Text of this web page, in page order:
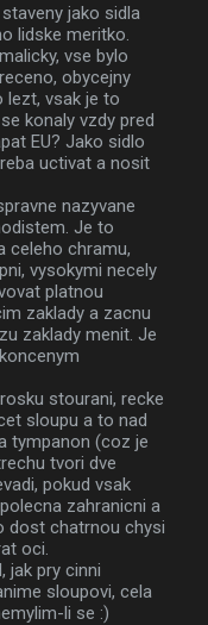
jako sidla
lidske meritko.
vse bylo
obycejny
lezt, vsak je to
konaly vzdy pred
EU? Jako sidlo
uctivat a nosit
nazyvane
Je to
celeho chramu,
vysokymi necely
platnou
zaklady a zacnu
zaklady menit. Je
stourani, recke
sloupu a to nad
tympanon (coz je
tvori dve
pokud vsak
zahranicni a
dost chatrnou chysi
oci.
jak pry cinni
sloupovi, cela
li se :)